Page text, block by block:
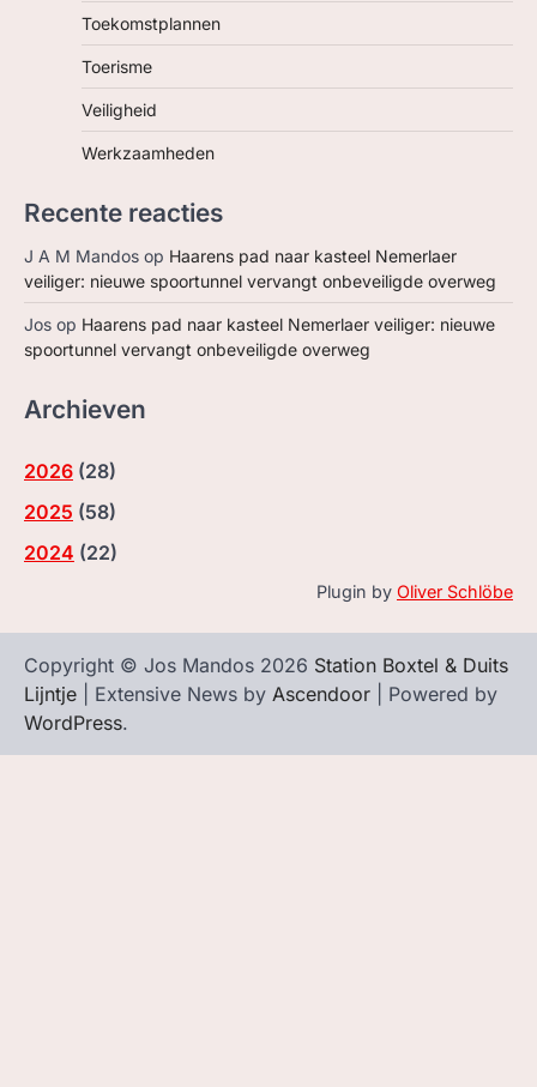
Toekomstplannen
Toerisme
Veiligheid
Werkzaamheden
Recente reacties
J A M Mandos op Haarens pad naar kasteel Nemerlaer
veiliger: nieuwe spoortunnel vervangt onbeveiligde overweg
Jos op Haarens pad naar kasteel Nemerlaer veiliger: nieuwe
spoortunnel vervangt onbeveiligde overweg
Archieven
2026 (28)
2025 (58)
2024 (22)
Plugin by Oliver Schlöbe
Copyright © Jos Mandos 2026 Station Boxtel & Duits
Lijntje | Extensive News by Ascendoor | Powered by
WordPress.